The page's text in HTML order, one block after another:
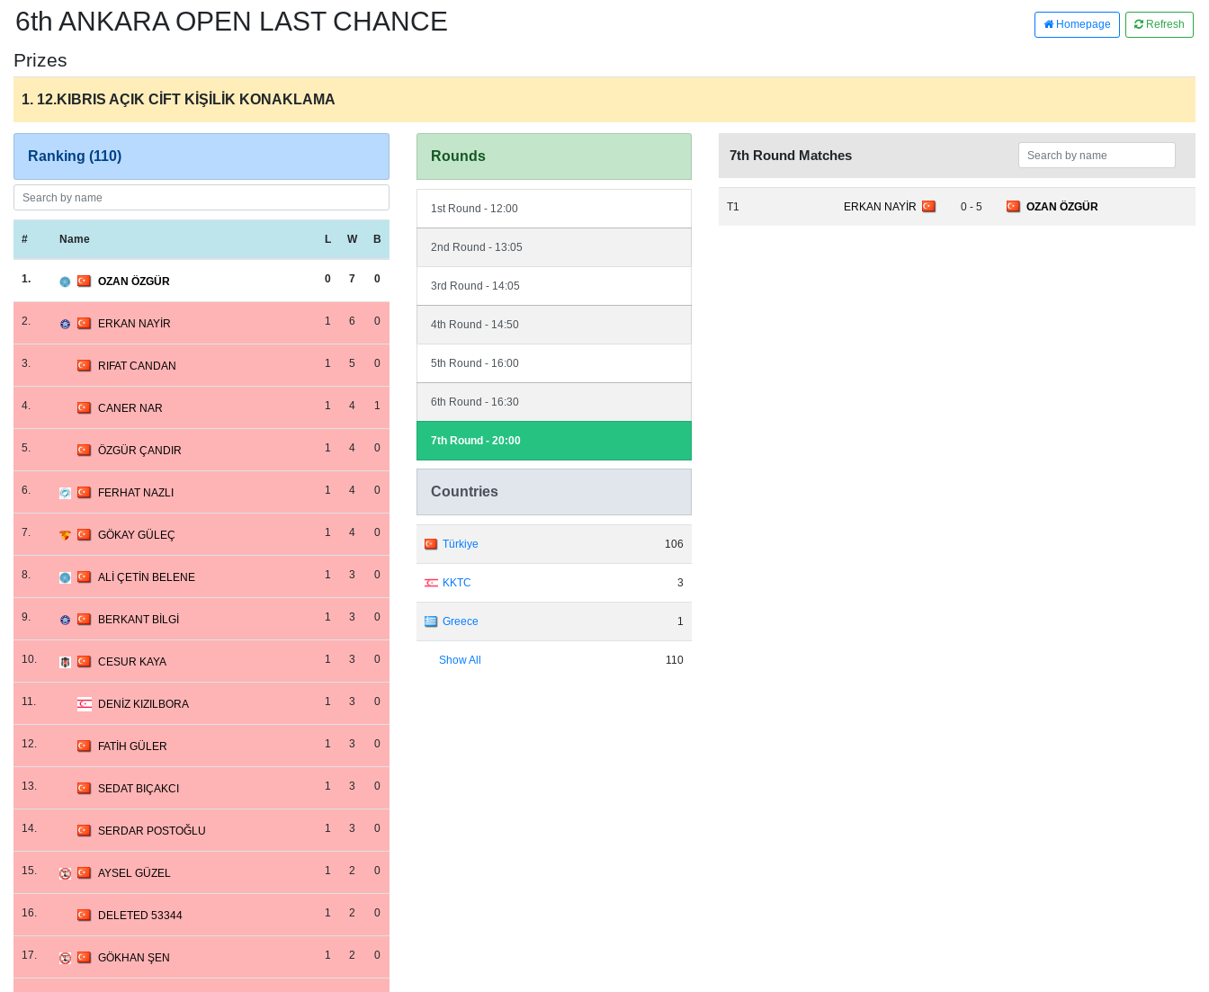
6th ANKARA OPEN LAST CHANCE Homepage Refresh
Prizes
1. 12.KIBRIS AÇIK CİFT KİŞİLİK KONAKLAMA
Ranking (110)
# Name L W B
1. OZAN ÖZGÜR 0 7 0
2. ERKAN NAYİR 1 6 0
3. RIFAT CANDAN 1 5 0
4. CANER NAR 1 4 1
5. ÖZGÜR ÇANDIR 1 4 0
6. FERHAT NAZLI 1 4 0
7. GÖKAY GÜLEÇ 1 4 0
8. ALİ ÇETİN BELENE 1 3 0
9. BERKANT BİLGİ 1 3 0
10. CESUR KAYA 1 3 0
11. DENİZ KIZILBORA 1 3 0
12. FATİH GÜLER 1 3 0
13. SEDAT BIÇAKCI 1 3 0
14. SERDAR POSTOĞLU 1 3 0
15. AYSEL GÜZEL 1 2 0
16. DELETED 53344 1 2 0
17. GÖKHAN ŞEN 1 2 0
Rounds
1st Round - 12:00
2nd Round - 13:05
3rd Round - 14:05
4th Round - 14:50
5th Round - 16:00
6th Round - 16:30
7th Round - 20:00
Countries
Türkiye 106
KKTC 3
Greece 1
Show All 110
7th Round Matches
T1 ERKAN NAYİR 0 - 5 OZAN ÖZGÜR